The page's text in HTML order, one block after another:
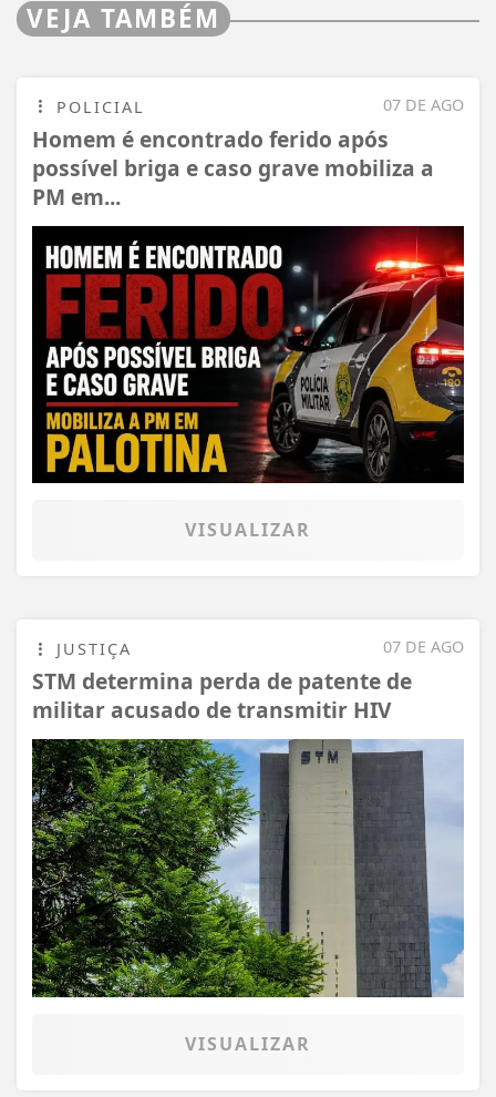
VEJA TAMBÉM
07 DE AGO
POLICIAL
Homem é encontrado ferido após
possível briga e caso grave mobiliza a
PM em...
VISUALIZAR
07 DE AGO
JUSTIÇA
STM determina perda de patente de
militar acusado de transmitir HIV
VISUALIZAR